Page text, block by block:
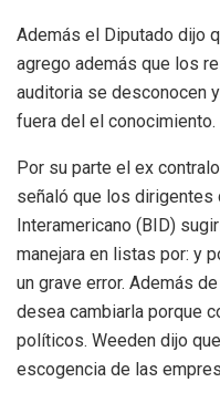
Además el Diputado dijo
agrego además que los
auditoria se desconocen
fuera del el conocimiento.
Por su parte el ex
señaló que los dirigentes
Interamericano (BID)
manejara en listas por: y
un grave error. Además
desea cambiarla porque
políticos. Weeden dijo
escogencia de las